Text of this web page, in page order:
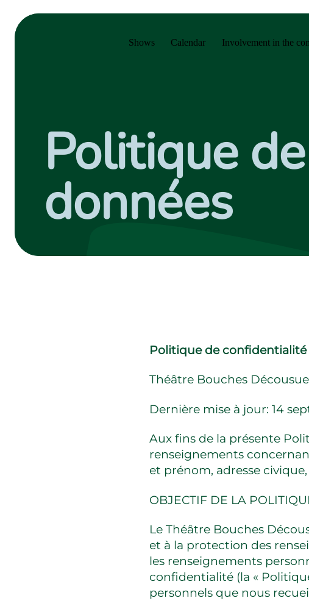
Skip to main content
Skip to footer
Shows
Calendar Involvement in the
Politique
données
Politique de confidentialité
Théâtre Bouches
Dernière mise à jour: 14
Aux fins de la présente
renseignements
et prénom, adresse
OBJECTIF DE LA
Le Théâtre Bouches
et à la protection des
les renseignements
confidentialité (la «
personnels que nous